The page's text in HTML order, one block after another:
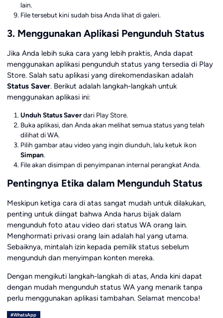
lain.
File tersebut kini sudah bisa Anda lihat di galeri.
3. Menggunakan Aplikasi Pengunduh Status
Jika Anda lebih suka cara yang lebih praktis, Anda dapat
menggunakan aplikasi pengunduh status yang tersedia di Play
Store. Salah satu aplikasi yang direkomendasikan adalah
Status Saver. Berikut adalah langkah-langkah untuk
menggunakan aplikasi ini:
Unduh Status Saverdari Play Store.
Buka aplikasi, dan Anda akan melihat semua status yang telah
dilihat di WA.
Pilih gambar atau video yang ingin diunduh, lalu ketuk ikon
Simpan.
File akan disimpan di penyimpanan internal perangkat Anda.
Pentingnya Etika dalam Mengunduh Status
Meskipun ketiga cara di atas sangat mudah untuk dilakukan,
penting untuk diingat bahwa Anda harus bijak dalam
mengunduh foto atau video dari status WA orang lain.
Menghormati privasi orang lain adalah hal yang utama.
Sebaiknya, mintalah izin kepada pemilik status sebelum
mengunduh dan menyimpan konten mereka.
Dengan mengikuti langkah-langkah di atas, Anda kini dapat
dengan mudah mengunduh status WA yang menarik tanpa
perlu menggunakan aplikasi tambahan. Selamat mencoba!
#WhatsApp